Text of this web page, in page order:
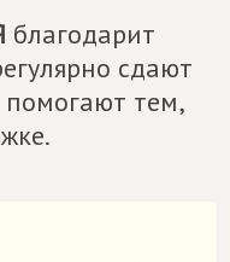
благодарит
сдают
помогают тем,